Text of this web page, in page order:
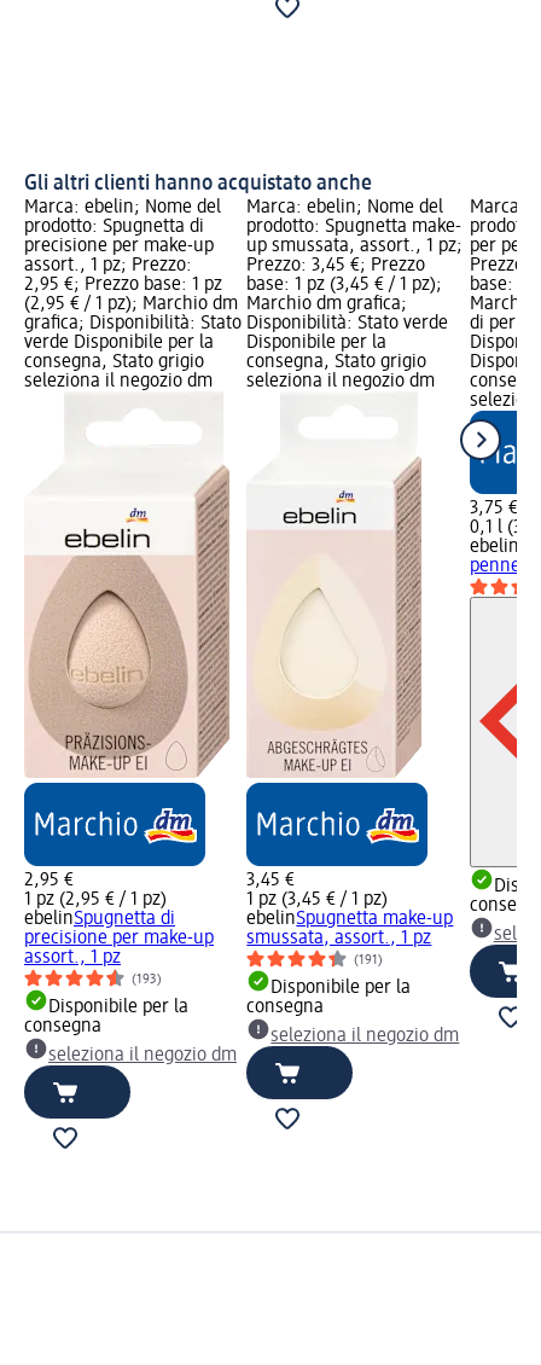
Gli altri clienti hanno acquistato anche
Marca: ebelin; Nome del
prodotto: Spugnetta di
precisione per make-up
assort., 1 pz; Prezzo:
2,95 €; Prezzo base: 1 pz
(2,95 € / 1 pz); Marchio dm
grafica; Disponibilità: Stato
verde Disponibile per la
consegna, Stato grigio
seleziona il negozio dm
2,95 €
1 pz (2,95 € / 1 pz)
ebelinSpugnetta di
precisione per make-up
assort., 1 pz
(193)
Disponibile per la
consegna
seleziona il negozio dm
Marca: ebelin; Nome del
prodotto: Spugnetta make-
up smussata, assort., 1 pz;
Prezzo: 3,45 €; Prezzo
base: 1 pz (3,45 € / 1 pz);
Marchio dm grafica;
Disponibilità: Stato verde
Disponibile per la
consegna, Stato grigio
seleziona il negozio dm
3,45 €
1 pz (3,45 € / 1 pz)
ebelinSpugnetta make-up
smussata, assort., 1 pz
(191)
Disponibile per la
consegna
seleziona il negozio dm
Marca:
per
Prezzo:
base:
Marchio
di
3,75 €
0,1 l
ebelin
pennelli